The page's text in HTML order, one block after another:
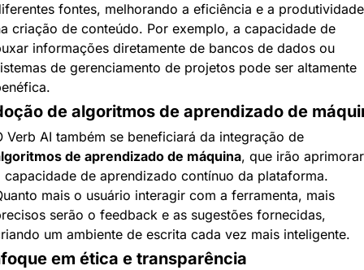
fontes, melhorando a eficiência e a produtividade
criação de conteúdo. Por exemplo, a capacidade de
informações diretamente de bancos de dados ou
de gerenciamento de projetos pode ser altamente
de algoritmos de aprendizado de
O Verb AI também se beneficiará da ​integração de
de aprendizado de máquina, que irão aprimorar
capacidade de aprendizado contínuo da plataforma.
mais o usuário interagir com a ferramenta, mais
serão o feedback e as sugestões fornecidas,
um ambiente de escrita cada vez mais inteligente.
em ética e transparência